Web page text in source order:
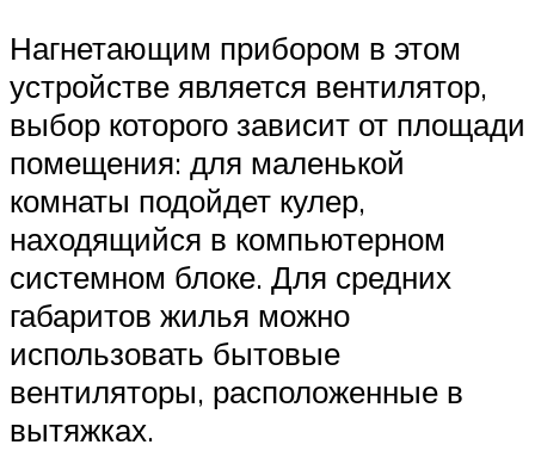
Нагнетающим прибором в этом
устройстве является вентилятор,
выбор которого зависит от площади
помещения: для маленькой
комнаты подойдет кулер,
находящийся в компьютерном
системном блоке. Для средних
габаритов жилья можно
использовать бытовые
вентиляторы, расположенные в
вытяжках.